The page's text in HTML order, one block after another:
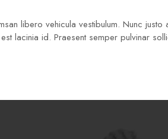
libero vehicula vestibulum. Nunc
lacinia id. Praesent semper pulvinar